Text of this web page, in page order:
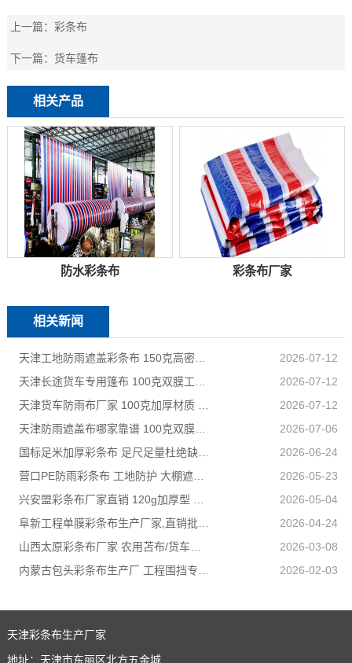
上一篇：彩条布
下一篇： 货车篷布
相关产品
防水彩条布 彩条布厂家
相关新闻
天津工地防雨遮盖彩条布 150克高密度 基建施工防尘防水
2026-07-12
2026-07-12
2026-07-12
天津防雨遮盖布哪家靠谱 100克双膜加厚款适配高栏货车长途盖货
2026-07-06
国标足米加厚彩条布 足尺足量杜绝缺尺少米
2026-06-24
营口PE防雨彩条布 工地防护 大棚遮盖 3×50米 耐寒耐用
2026-05-23
2026-05-04
2026-04-24
山西太原彩条布厂家 农用苫布/货车篷布 支持来样加工定制
2026-03-08
2026-02-03
天津彩条布生产厂家
地址：天津市东丽区北方五金城